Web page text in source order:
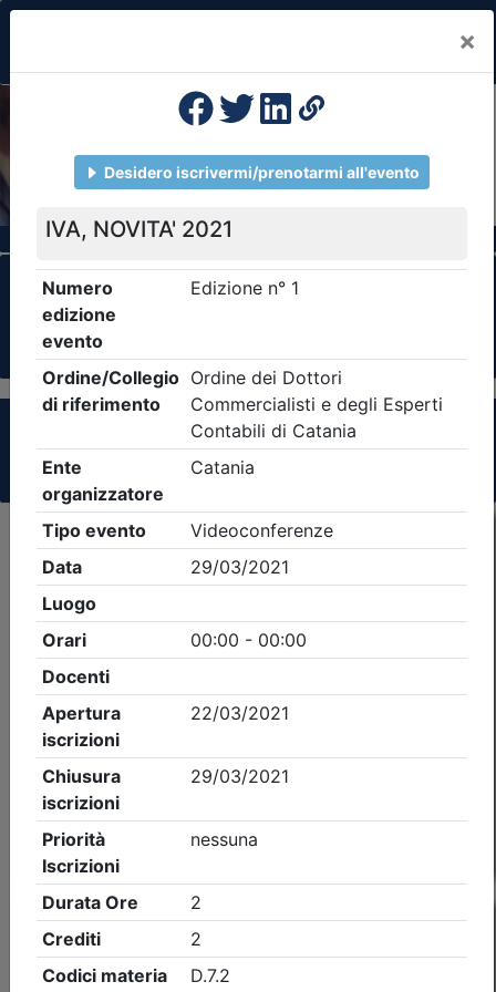
×
Previous
Formazione Professionale Continua
Il portale della formazione per Ordini e
Clicca qui - espandi la sezione dei filtri ricerca
eventi
Criteri di ricerca applicati:
- Tipo Ordine/collegio:Dott. Comm. E.C.- Ordine:
Catania
- Eventi in programma dal
Nessun risultato per i parametri inseriti
Esito della ricerca eventi formativi